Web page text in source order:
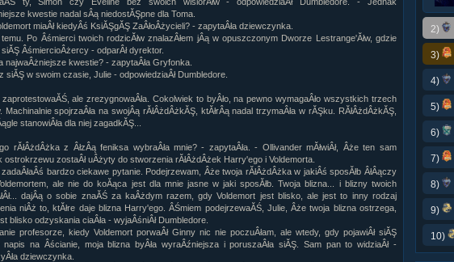
kwestie nadal sÂą niedostĂŞpne dla Toma.
miaÂł kiedyÂś KsiĂŞgĂŞ ZaÂłoÂżycieli? - zapytaÂła dziewczynka.
Po Âśmierci twoich rodzicĂłw znalazÂłem jÂą w opuszczonym Dworze Lestrange'Ăłw, gdzie
ÂśmiercioÂżercy - odparÂł dyrektor.
najwaÂżniejsze kwestie? - zapytaÂła Gryfonka.
siĂŞ w swoim czasie, Julie - odpowiedziaÂł Dumbledore.
zaprotestowaĂŚ, ale zrezygnowaÂła. Cokolwiek to byÂło, na pewno wymagaÂło wszystkich trzech
Machinalnie spojrzaÂła na swojÂą rĂłÂżdÂżkĂŞ, ktĂłrÂą nadal trzymaÂła w rĂŞku. RĂłÂżdÂżkĂŞ,
stanowiÂła dla niej zagadkĂŞ...
rĂłÂżdÂżka z ÂłzÂą feniksa wybraÂła mnie? - zapytaÂła. - Ollivander mĂłwiÂł, Âże ten sam
ostrokrzewu zostaÂł uÂżyty do stworzenia rĂłÂżdÂżek Harry'ego i Voldemorta.
zadaÂłaÂś bardzo ciekawe pytanie. Podejrzewam, Âże twoja rĂłÂżdÂżka w jakiÂś sposĂłb ÂłÂączy
ale nie do koĂąca jest dla mnie jasne w jaki sposĂłb. Twoja blizna... i blizny twoich
dajÂą o sobie znaĂŚ za kaÂżdym razem, gdy Voldemort jest blisko, ale jest to inny rodzaj
niÂż to, ktĂłre daje blizna Harry'ego. ÂŚmiem podejrzewaĂŚ, Julie, Âże twoja blizna ostrzega,
blisko odzyskania ciaÂła - wyjaÂśniÂł Dumbledore.
profesorze, kiedy Voldemort porwaÂł Ginny nic nie poczuÂłam, ale wtedy, gdy pojawiÂł siĂŞ
napis na Âścianie, moja blizna byÂła wyraÂźniejsza i poruszaÂła siĂŞ. Sam pan to widziaÂł -
dziewczynka.
2)
3)
4)
5)
6)
7)
8)
9)
10)